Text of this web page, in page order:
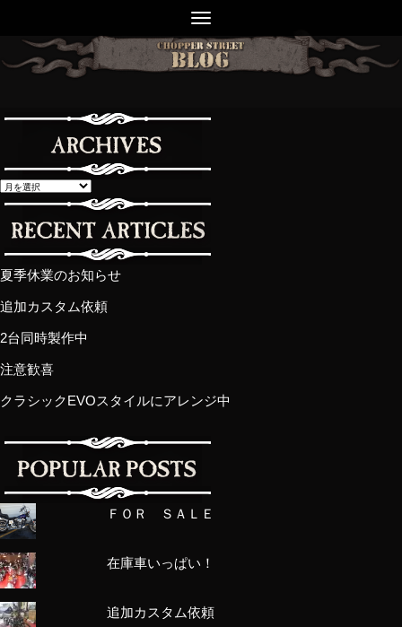
夏季休業のお知らせ
追加カスタム依頼
2台同時製作中
注意歓喜
クラシックEVOスタイルにアレンジ中
ＦＯＲ ＳＡＬＥ
在庫車いっぱい！
追加カスタム依頼